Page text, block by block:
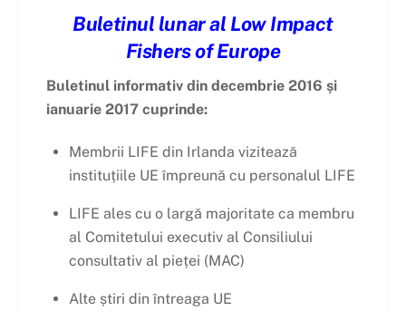
Buletinul lunar al Low Impact
Fishers of Europe
Buletinul informativ din decembrie 2016 și
ianuarie 2017 cuprinde:
Membrii LIFE din Irlanda vizitează
instituțiile UE împreună cu personalul LIFE
LIFE ales cu o largă majoritate ca membru
al Comitetului executiv al Consiliului
consultativ al pieței (MAC)
Alte știri din întreaga UE